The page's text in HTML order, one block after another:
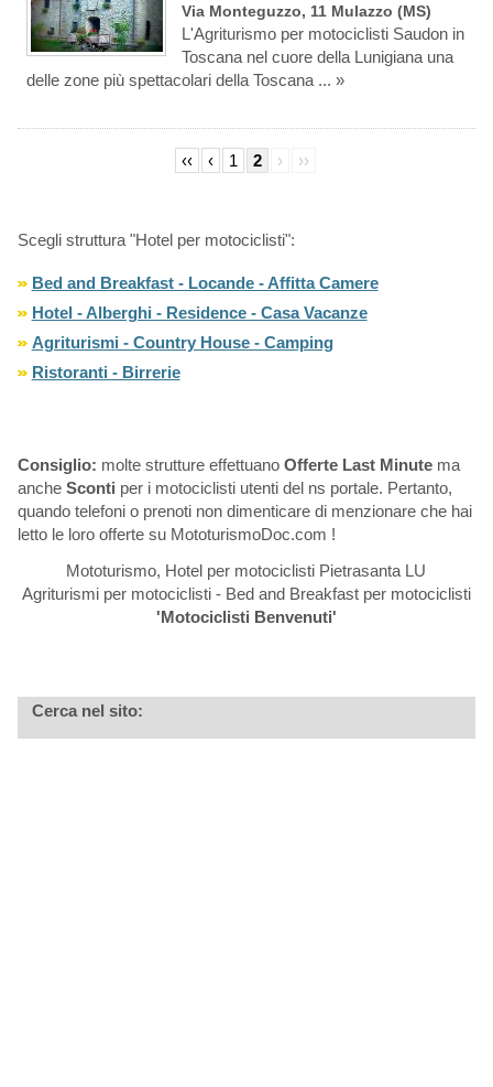
Via Monteguzzo, 11 Mulazzo (MS)
L'Agriturismo per motociclisti Saudon in
Toscana nel cuore della Lunigiana una
delle zone più spettacolari della Toscana ... »
‹‹ ‹ 1 2 › ››
Scegli struttura "Hotel per motociclisti":
Bed and Breakfast - Locande - Affitta Camere
Hotel - Alberghi - Residence - Casa Vacanze
Agriturismi - Country House - Camping
Ristoranti - Birrerie
Consiglio: molte strutture effettuano Offerte Last Minutema
anche Sconti per i motociclisti utenti del ns portale. Pertanto,
quando telefoni o prenoti non dimenticare di menzionare che hai
letto le loro offerte su MototurismoDoc.com !
Mototurismo, Hotel per motociclisti Pietrasanta LU
Agriturismi per motociclisti - Bed and Breakfast per motociclisti
'Motociclisti Benvenuti'
Cerca nel sito: